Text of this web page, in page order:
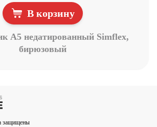
В корзину
A5 недатированный Simflex,
бирюзовый
защищены